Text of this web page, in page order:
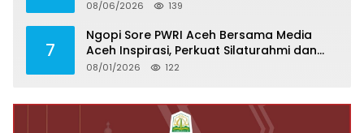
Kebun
08/06/2026 139
7
Ngopi Sore PWRI Aceh Bersama Media
Aceh Inspirasi, Perkuat Silaturahmi dan
Wariskan Pengalaman Berharga
08/01/2026 122